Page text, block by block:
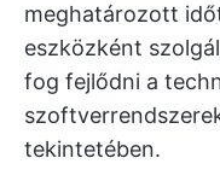
meghatározott
eszközként
fog fejlődni a
tekintetében.